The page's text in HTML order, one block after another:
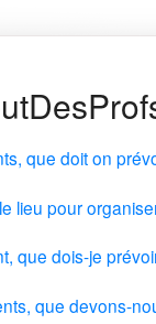
que doit on
lieu pour
que dois-je
que devons-